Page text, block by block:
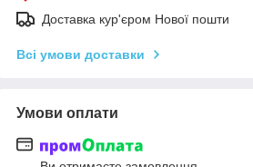
Доставка кур'єром Нової пошти
Всі умови доставки
Умови оплати